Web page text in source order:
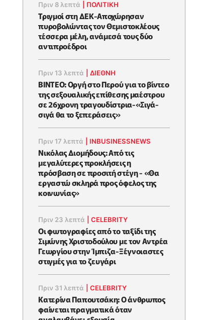
Πριν 8 λεπτά ΠΟΛΙΤΙΚΗ
Τριγμοί στη ΔΕΚ-Αποχώρησαν
πυροβολώντας τον Θεμιστοκλέους
τέσσερα μέλη, ανάμεσά τους δύο
αντιπροέδροι
Πριν 13 λεπτά |ΔΙΕΘΝΗ
ΒΙΝΤΕΟ: Οργή στο Περού για το βίντεο
της σεξουαλικής επίθεσης μαέστρου
σε 26χρονη τραγουδίστρια-«Σιγά-
σιγά θα το ξεπεράσεις»
Πριν 17 λεπτά INBUSINESSNEWS
Νικόλας Διομήδους: Από τις
μεγαλύτερες προκλήσεις η
πρόσβαση σε προσιτή στέγη - «Θα
εργαστώ σκληρά προς όφελος της
κοινωνίας»
Πριν 23 λεπτά |CELEBRITY
Οι φωτογραφίες από το ταξίδι της
Σιμώνης Χριστοδούλου με τον Αντρέα
Γεωργίου στην Ίμπιζα-Ξέγνοιαστες
στιγμές για το ζευγάρι
Πριν 31 λεπτά |CELEBRITY
Κατερίνα Παπουτσάκη: Ο άνθρωπος
φαίνεται πραγματικά όταν